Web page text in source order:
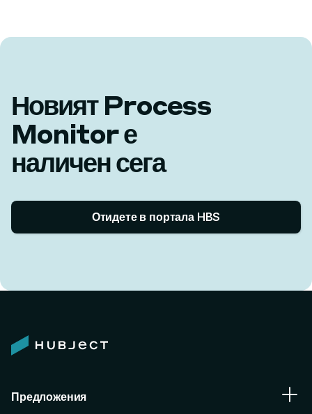
Новият Process
Monitor е
наличен сега
Отидете в портала HBS
Предложения